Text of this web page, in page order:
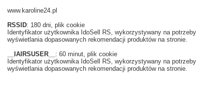
www.karoline24.pl
RSSID: 180 dni, plik cookie
Identyfikator użytkownika IdoSell RS, wykorzystywany na potrzeby
wyświetlania dopasowanych rekomendacji produktów na stronie.
__IAIRSUSER__ : 60 minut, plik cookie
Identyfikator użytkownika IdoSell RS, wykorzystywany na potrzeby
wyświetlania dopasowanych rekomendacji produktów na stronie.